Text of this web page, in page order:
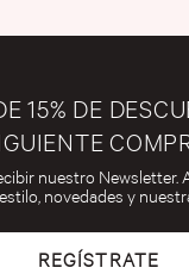
15% DE
nuestro Newsletter.
novedades y
REGÍSTRATE